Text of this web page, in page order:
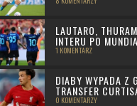
LAUTARO,
INTERU PO
1 KOMENTARZ
DIABY WYPADA Z
TRANSFER
0 KOMENTARZY